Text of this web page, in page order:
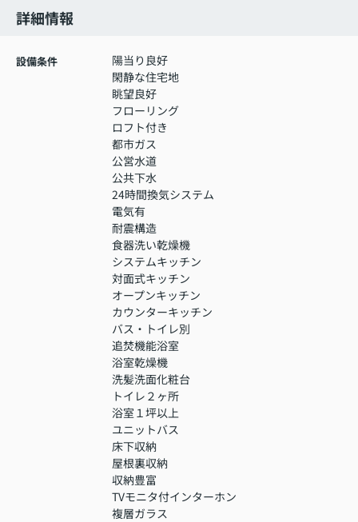
詳細情報
設備条件
陽当り良好
閑静な住宅地
眺望良好
フローリング
ロフト付き
都市ガス
公営水道
公共下水
24時間換気システム
電気有
耐震構造
食器洗い乾燥機
システムキッチン
対面式キッチン
オープンキッチン
カウンターキッチン
バス・トイレ別
追焚機能浴室
浴室乾燥機
洗髪洗面化粧台
トイレ２ヶ所
浴室１坪以上
ユニットバス
床下収納
屋根裏収納
収納豊富
TVモニタ付インターホン
複層ガラス